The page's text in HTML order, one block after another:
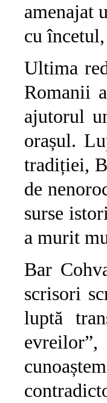
amenajat
cu
Ultima
Romanii
ajutorul
orașul.
tradiției,
de
surse
a murit
Bar
scrisori
luptă